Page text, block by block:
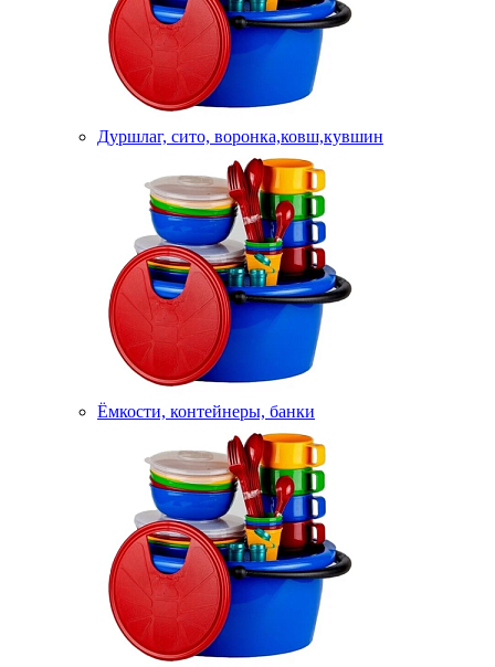
Дуршлаг, сито, воронка,ковш,кувшин
Ёмкости, контейнеры, банки